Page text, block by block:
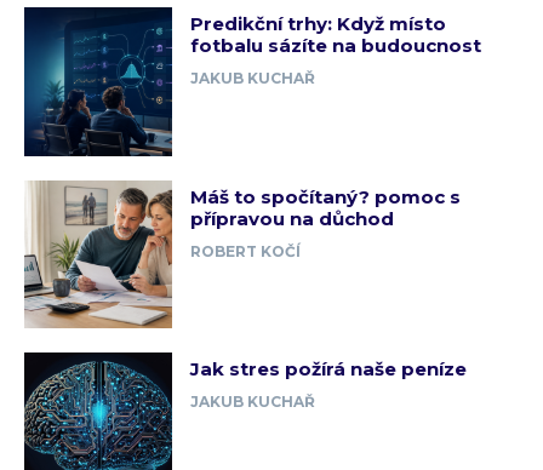
Predikční trhy: Když místo
fotbalu sázíte na budoucnost
JAKUB KUCHAŘ
Máš to spočítaný? pomoc s
přípravou na důchod
ROBERT KOČÍ
Jak stres požírá naše peníze
JAKUB KUCHAŘ